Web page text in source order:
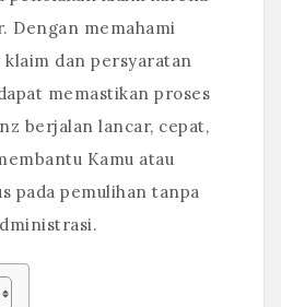
Dengan memahami
dan persyaratan
memastikan proses
berjalan lancar, cepat,
Kamu atau
pada pemulihan tanpa